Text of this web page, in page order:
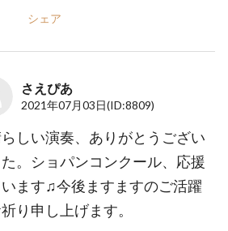
シェア
さえぴあ
2021年07月03日(ID:8809)
しい演奏、ありがとうござい
た。ショパンコンクール、応援
います♫今後ますますのご活躍
り申し上げます。